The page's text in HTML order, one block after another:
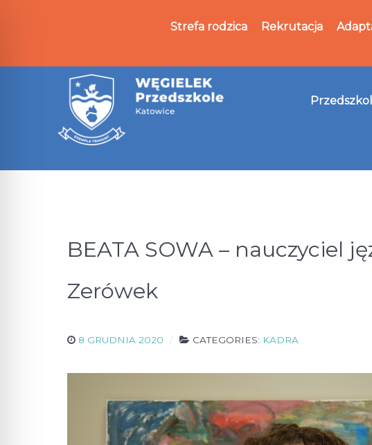
Strefa rodzica Rekrutacja
BEATA SOWA – nauczyciel
Zerówek
8 GRUDNIA 2020 CATEGORIES: KADRA